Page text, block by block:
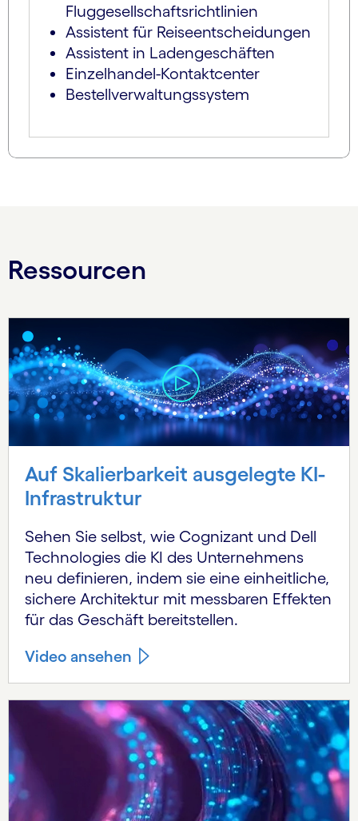
Fluggesellschaftsrichtlinien
Assistent für Reiseentscheidungen
Assistent in Ladengeschäften
Einzelhandel-Kontaktcenter
Bestellverwaltungssystem
Ressourcen
Auf Skalierbarkeit ausgelegte KI-
Infrastruktur
Sehen Sie selbst, wie Cognizant und Dell
Technologies die KI des Unternehmens
neu definieren, indem sie eine einheitliche,
sichere Architektur mit messbaren Effekten
für das Geschäft bereitstellen.
Video ansehen